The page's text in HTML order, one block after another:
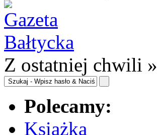
Z ostatniej chwili »
Polecamy:
Książka